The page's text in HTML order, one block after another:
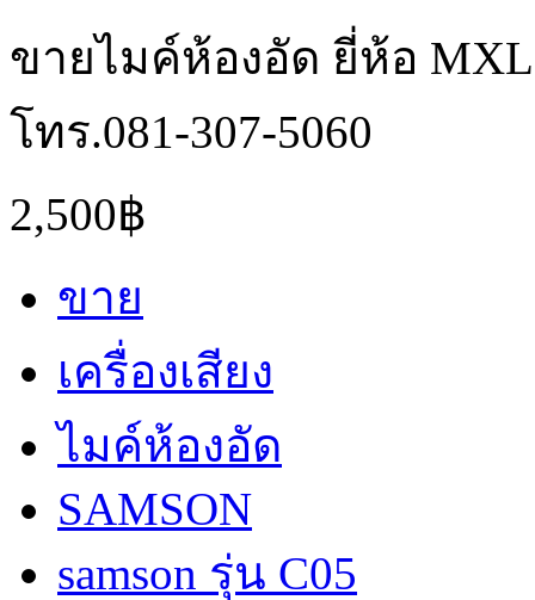
ขายไมค์ห้องอัด ยี่ห้อ
โทร.081-307-5060
2,500฿
ขาย
เครื่องเสียง
ไมค์ห้องอัด
SAMSON
samson รุ่น C05